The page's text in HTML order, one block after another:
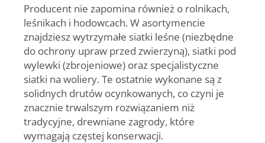
Producent nie zapomina również o rolnikach,
leśnikach i hodowcach. W asortymencie
znajdziesz wytrzymałe siatki leśne (niezbędne
do ochrony upraw przed zwierzyną), siatki pod
wylewki (zbrojeniowe) oraz specjalistyczne
siatki na woliery. Te ostatnie wykonane są z
solidnych drutów ocynkowanych, co czyni je
znacznie trwalszym rozwiązaniem niż
tradycyjne, drewniane zagrody, które
wymagają częstej konserwacji.